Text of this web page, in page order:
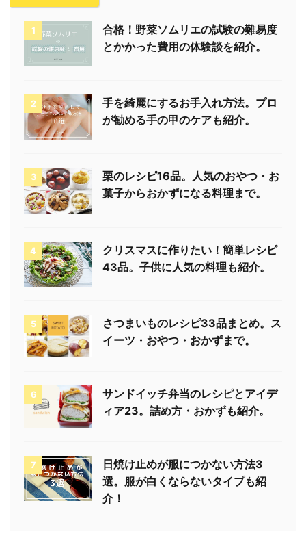
1
合格！野菜ソムリエの試験の難易度
とかかった費用の体験談を紹介。
2
手を綺麗にするお手入れ方法。プロ
が勧める手の甲のケアも紹介。
3
栗のレシピ16品。人気のおやつ・お
菓子からおかずになる料理まで。
4
クリスマスに作りたい！簡単レシピ
43品。子供に人気の料理も紹介。
5
さつまいものレシピ33品まとめ。ス
イーツ・おやつ・おかずまで。
6
サンドイッチ弁当のレシピとアイデ
ィア23。詰め方・おかずも紹介。
7
日焼け止めが服につかない方法3
選。服が白くならないタイプも紹
介！